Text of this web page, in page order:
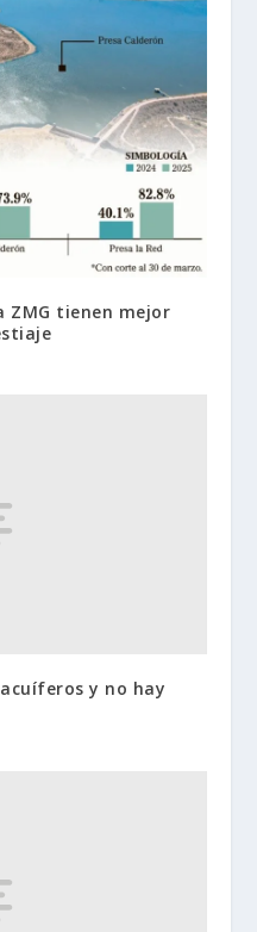
ZMG tienen mejor
y no hay